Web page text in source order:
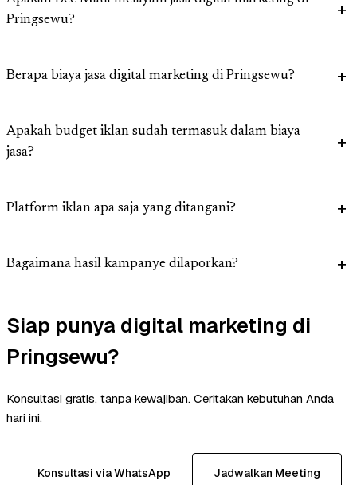
Pringsewu?
Berapa biaya jasa digital marketing di Pringsewu?
Apakah budget iklan sudah termasuk dalam biaya
jasa?
Platform iklan apa saja yang ditangani?
Bagaimana hasil kampanye dilaporkan?
Siap punya digital marketing di
Pringsewu?
Konsultasi gratis, tanpa kewajiban. Ceritakan kebutuhan Anda
hari ini.
Konsultasi via WhatsApp Jadwalkan Meeting